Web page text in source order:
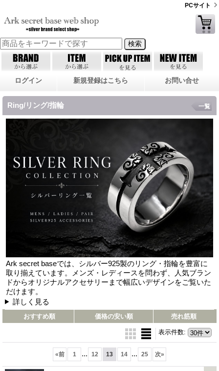
PCサイト
ログイン 新規登録はこちら お問い合せ
Ring/リング/指輪
Ark secret baseでは、シルバー925製のリング・指輪を豊富に
取り揃えています。メンズ・レディースを問わず、人気ブラン
ドからオリジナルアクセサリーまで幅広いデザインをご覧いた
だけます。
詳しく見る
一覧
おすすめ順 価格の安い順 売れ筋順
表示件数:
«前 1 ... 12 13 14 ... 25 次»